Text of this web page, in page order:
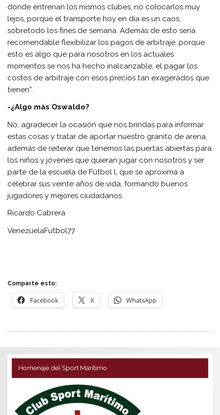
donde entrenan los mismos clubes, no colocarlos muy
lejos, porque el transporte hoy en día es un caos,
sobretodo los fines de semana. Además de esto sería
recomendable flexibilizar los pagos de arbitraje, porque
esto es algo que para nosotros en los actuales
momentos se nos ha hecho inalcanzable, el pagar los
costos de arbitraje con esos precios tan exagerados que
tienen”.
-¿Algo más Oswaldo?
No, agradecer la ocasión que nos brindas para informar
estas cosas y tratar de aportar nuestro granito de arena,
además de reiterar que tenemos las puertas abiertas para
los niños y jóvenes que quieran jugar con nosotros y ser
parte de la escuela de Fútbol l, que se aproxima a
celebrar sus veinte años de vida, formando buenos
jugadores y mejores ciudadanos.
Ricardo Cabrera
VenezuelaFutbol77
Comparte esto:
Facebook X WhatsApp
Homenaje del Sport Marítimo